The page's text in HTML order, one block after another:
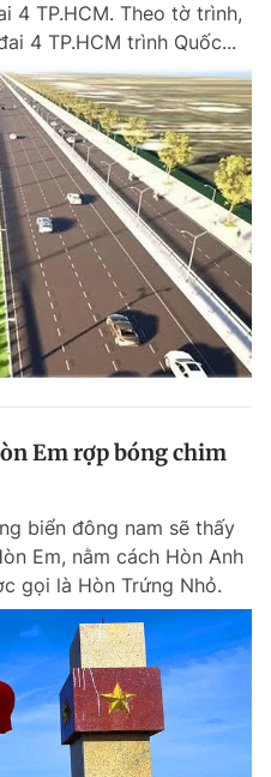
Thành
cấp ngày 24.3.2020
Thanh Niên. Cấm sao chép
chấp thuận bằng văn bản.
4 TP.HCM. Theo tờ trình,
4 TP.HCM trình Quốc...
Em rợp bóng chim
biển đông nam sẽ thấy
Em, nằm cách Hòn Anh
gọi là Hòn Trứng Nhỏ.